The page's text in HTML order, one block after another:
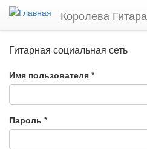
Перейти
Королева Гитара
Гитарная социальная сеть
Имя пользователя *
Пароль *